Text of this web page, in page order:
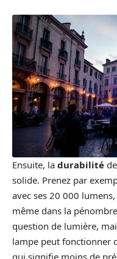
Ensuite, la durabilité
solide. Prenez par
avec ses 20 000
même dans la
question de lumière,
lampe peut fonctionner